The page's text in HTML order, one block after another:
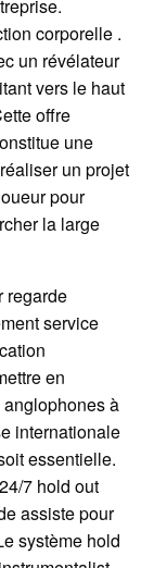
corporelle .
un révélateur
vers le haut
offre
une
un projet
pour
la large
regarde
service
en
à
internationale
essentielle.
7 hold out
assiste pour
système hold